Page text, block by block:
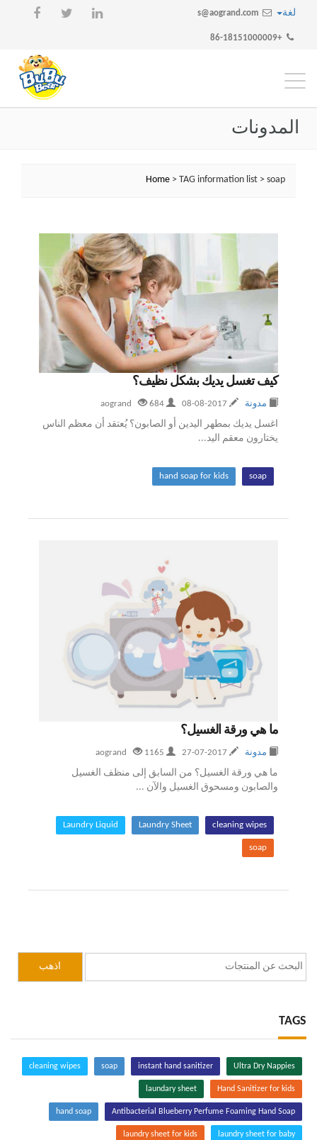
لغة s@aogrand.com
+86-18151000009
تبديل
المدونات
Home > TAG information list > soap
كيف تغسل يديك بشكل نظيف؟
مدونة 684
اغسل يديك بمطهر اليدين أو الصابون؟ يُعتقد أن معظم الناس
يختارون معقم اليد...
soap
hand soap for kids
ما هي ورقة الغسيل؟
مدونة 1165
ما هي ورقة الغسيل؟ من السابق إلى منظف الغسيل
والصابون ومسحوق الغسيل والآن ...
cleaning wipes
Laundry Sheet
Laundry Liquid
soap
TAGS
Ultra Dry Nappies
instant hand sanitizer
soap
cleaning wipes
Hand Sanitizer for kids
laundary sheet
Antibacterial Blueberry Perfume Foaming Hand Soap
hand soap
laundry sheet for baby
laundry sheet for kids